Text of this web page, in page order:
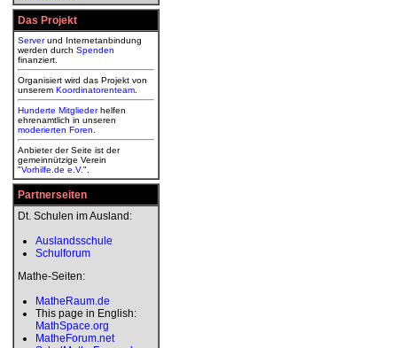
Das Projekt
Serverund Internetanbindung
werden durch Spenden
finanziert.
Organisiert wird das Projekt von
unserem Koordinatorenteam
Hunderte Mitgliederhelfen
ehrenamtlich in unseren
moderierten Foren
Anbieter der Seite ist der
gemeinnützige Verein
"Vorhilfe.de e.V.".
Partnerseiten
Dt. Schulen im Ausland:
Auslandsschule
Schulforum
Mathe-Seiten:
MatheRaum.de
This page in English:
MathSpace.org
MatheForum.net